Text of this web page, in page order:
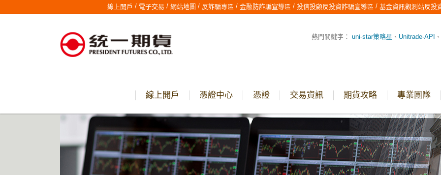
線上開戶 / 電子交易 / 網站地圖 / 反詐騙專區 / 金融防詐騙宣導區 / 投信投顧反投資詐騙宣導區 / 基金資訊觀測站反投
熱門關鍵字： uni-star策略星 、 Unitrade-API 、
線上開戶 憑證中心 憑證 交易資訊 期貨攻略 專業團隊